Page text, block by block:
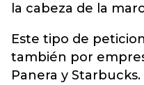
la cabeza de la
Este tipo de
también por
Panera y Starbucks.